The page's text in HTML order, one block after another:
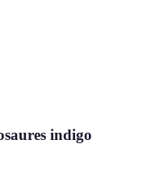
indigo